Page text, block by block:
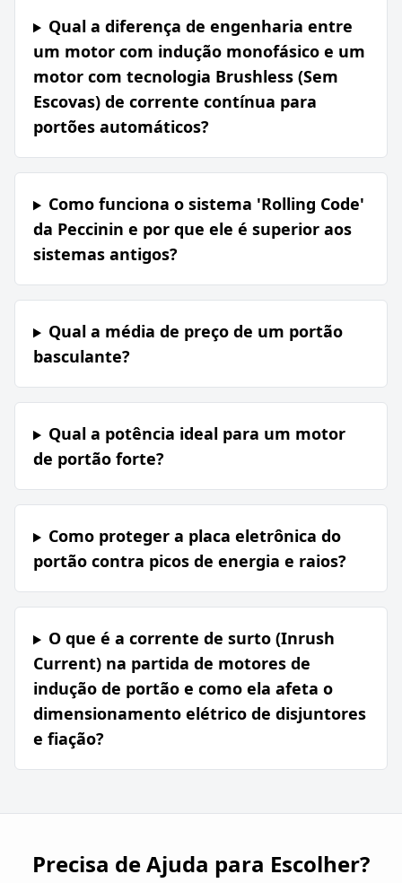
Qual a diferença de engenharia entre
um motor com indução monofásico e um
motor com tecnologia Brushless (Sem
Escovas) de corrente contínua para
portões automáticos?
Como funciona o sistema 'Rolling Code'
da Peccinin e por que ele é superior aos
sistemas antigos?
Qual a média de preço de um portão
basculante?
Qual a potência ideal para um motor
de portão forte?
Como proteger a placa eletrônica do
portão contra picos de energia e raios?
O que é a corrente de surto (Inrush
Current) na partida de motores de
indução de portão e como ela afeta o
dimensionamento elétrico de disjuntores
e fiação?
Precisa de Ajuda para Escolher?